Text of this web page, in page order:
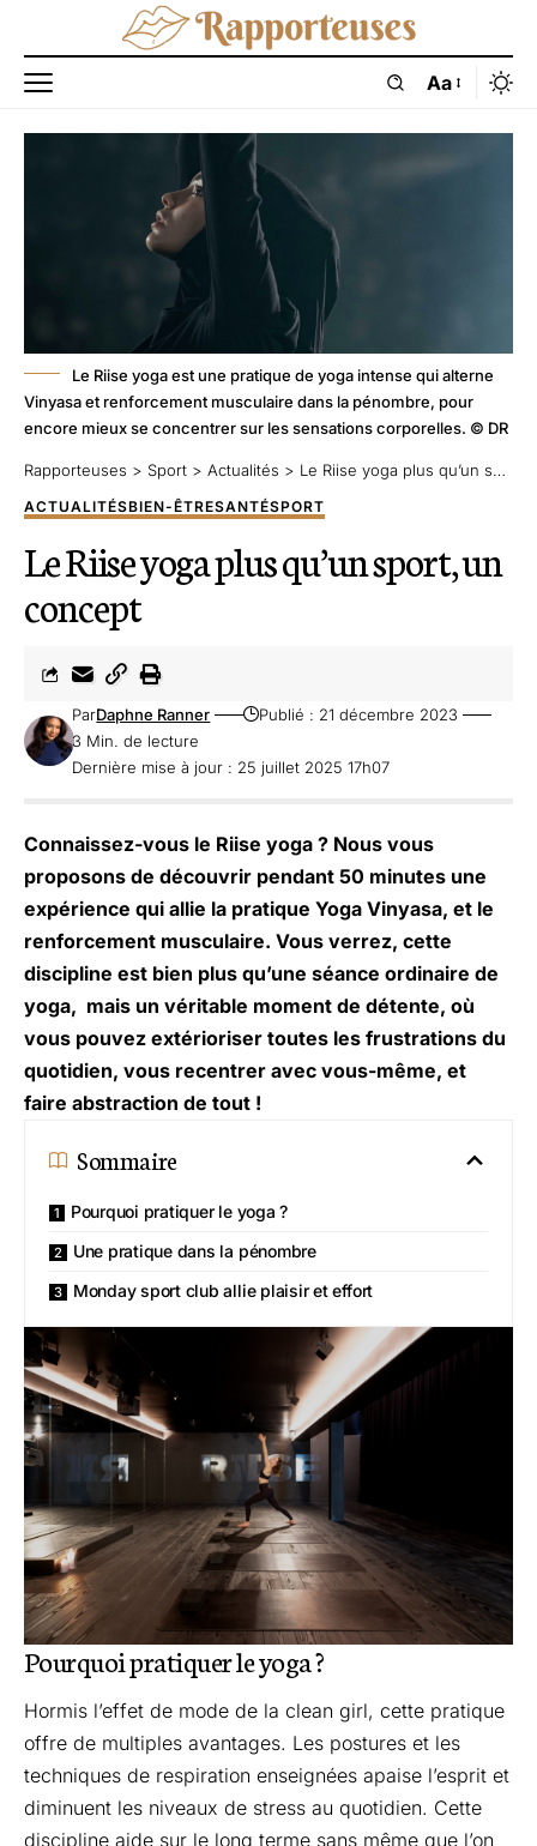
Aa
Le Riise yoga est une pratique de yoga intense qui alterne
Vinyasa et renforcement musculaire dans la pénombre, pour
encore mieux se concentrer sur les sensations corporelles. © DR
Rapporteuses > Sport > Actualités > Le Riise yoga plus qu’un sport, un concept
ACTUALITÉSBIEN-ÊTRESANTÉSPORT
Le Riise yoga plus qu’un sport, un
concept
Dernière mise à jour : 25 juillet 2025 17h07
ParDaphne Ranner
Publié : 21 décembre 2023
3 Min. de lecture
Connaissez-vous le Riise yoga ? Nous vous
proposons de découvrir pendant 50 minutes une
expérience qui allie la pratique Yoga Vinyasa, et le
renforcement musculaire. Vous verrez, cette
discipline est bien plus qu’une séance ordinaire de
yoga, mais un véritable moment de détente, où
vous pouvez extérioriser toutes les frustrations du
quotidien, vous recentrer avec vous-même, et
faire abstraction de tout !
Sommaire
Pourquoi pratiquer le yoga ?
Une pratique dans la pénombre
Monday sport club allie plaisir et effort
Pourquoi pratiquer le yoga ?
Hormis l’effet de mode de la clean girl, cette pratique
offre de multiples avantages. Les postures et les
techniques de respiration enseignées apaise l’esprit et
diminuent les niveaux de stress au quotidien. Cette
discipline aide sur le long terme sans même que l’on